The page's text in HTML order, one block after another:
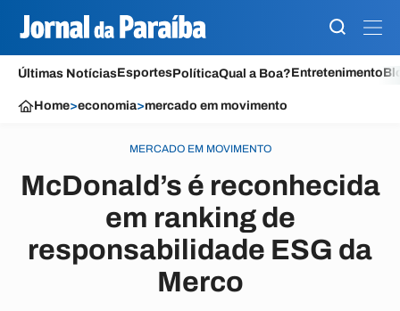
Últimas NotíciasEsportesPolíticaQual a Boa?Entretenimento
Home>economia>mercado em movimento
MERCADO EM MOVIMENTO
McDonald’s é reconhecida
em ranking de
responsabilidade ESG da
Merco